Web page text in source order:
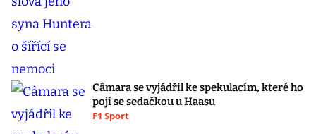
Câmara se vyjádřil ke spekulacím, které ho
pojí se sedačkou u Haasu
F1 Sport